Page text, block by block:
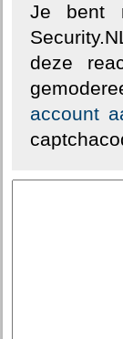
Je bent
deze
account